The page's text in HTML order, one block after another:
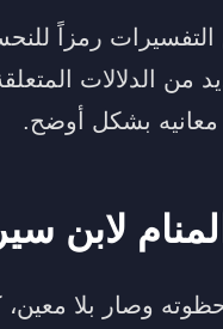
رمزاً
من الدلالات
معانيه بشكل أوضح.
لابن
وصار بلا